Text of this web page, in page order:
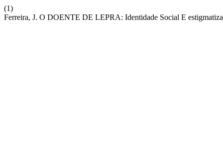
(1)
Ferreira, J. O DOENTE DE LEPRA: Identidade Social E